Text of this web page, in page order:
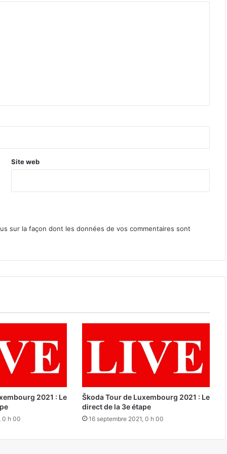
Site web
sur la façon dont les données de vos commentaires sont
2021 : Le
0 h 00
Škoda Tour de Luxembourg 2021 : Le
direct de la 3e étape
16 septembre 2021, 0 h 00